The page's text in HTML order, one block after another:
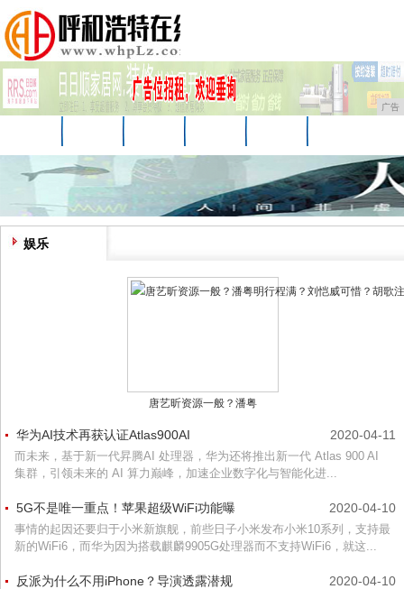
广告
游戏 美食
娱乐
唐艺昕资源一般？潘粤
2020-04-11
华为AI技术再获认证Atlas900AI
而未来，基于新一代昇腾AI 处理器，华为还将推出新一代 Atlas 900 AI
集群，引领未来的 AI 算力巅峰，加速企业数字化与智能化进...
2020-04-10
5G不是唯一重点！苹果超级WiFi功能曝
事情的起因还要归于小米新旗舰，前些日子小米发布小米10系列，支持最
新的WiFi6，而华为因为搭载麒麟9905G处理器而不支持WiFi6，就这...
2020-04-10
反派为什么不用iPhone？导演透露潜规